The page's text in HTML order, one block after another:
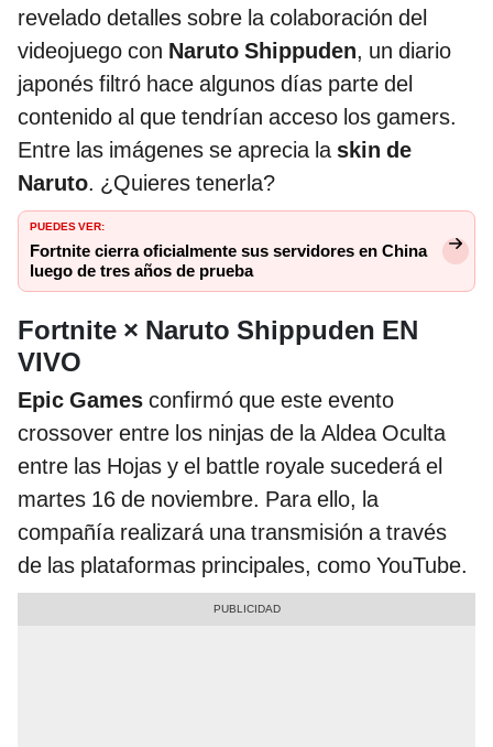
revelado detalles sobre la colaboración del
videojuego con Naruto Shippuden, un diario
japonés filtró hace algunos días parte del
contenido al que tendrían acceso los gamers.
Entre las imágenes se aprecia laskin de
Naruto. ¿Quieres tenerla?
PUEDES VER:
Fortnite cierra oficialmente sus servidores en China
luego de tres años de prueba
Fortnite × Naruto Shippuden EN
VIVO
Epic Games confirmó que este evento
crossover entre los ninjas de la Aldea Oculta
entre las Hojas y el battle royale sucederá el
martes 16 de noviembre. Para ello, la
compañía realizará una transmisión a través
de las plataformas principales, como YouTube.